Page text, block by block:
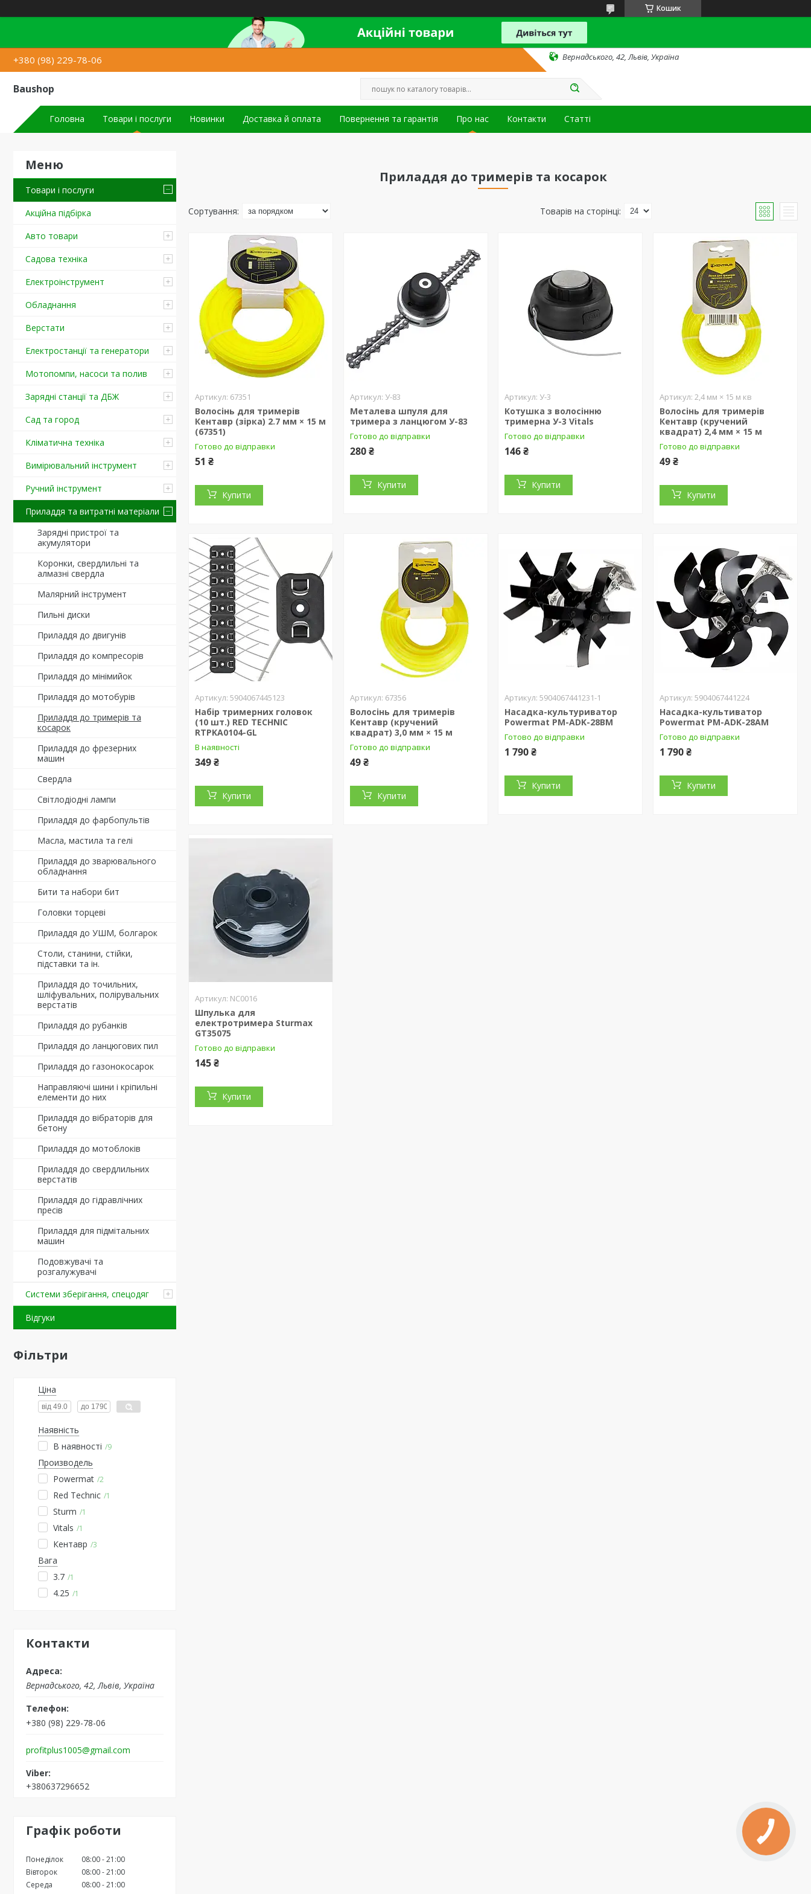
Кошик
+380 (98) 229-78-06 Вернадського, 42, Львів, Україна
Baushop
Головна Товари і послуги Новинки Доставка й оплата Повернення та гарантія Про нас Контакти Статті
Товари і послуги
Акційна підбірка
Авто товари
Садова техніка
Електроінструмент
Обладнання
Верстати
Електростанції та генератори
Мотопомпи, насоси та полив
Зарядні станції та ДБЖ
Сад та город
Кліматична техніка
Вимірювальний інструмент
Ручний інструмент
Приладдя та витратні матеріали
Зарядні пристрої та
акумулятори
Коронки, свердлильні та
алмазні свердла
Малярний інструмент
Пильні диски
Приладдя до двигунів
Приладдя до компресорів
Приладдя до мінімийок
Приладдя до мотобурів
Приладдя до тримерів та
косарок
Приладдя до фрезерних
машин
Свердла
Світлодіодні лампи
Приладдя до фарбопультів
Масла, мастила та гелі
Приладдя до зварювального
обладнання
Бити та набори бит
Головки торцеві
Приладдя до УШМ, болгарок
Столи, станини, стійки,
підставки та ін.
Приладдя до точильних,
шліфувальних, полірувальних
верстатів
Приладдя до рубанків
Приладдя до ланцюгових пил
Приладдя до газонокосарок
Направляючі шини і кріпильні
елементи до них
Приладдя до вібраторів для
бетону
Приладдя до мотоблоків
Приладдя до свердлильних
верстатів
Приладдя до гідравлічних
пресів
Приладдя для підмітальних
машин
Подовжувачі та
розгалужувачі
Системи зберігання, спецодяг
Відгуки
Фільтри
Ціна
Наявність
В наявності
9
Производель
Powermat 2
Red Technic 1
Sturm 1
Vitals 1
Кентавр 3
Вага
3.7 1
4.25 1
Контакти
Вернадського, 42, Львів, Україна
+380 (98) 229-78-06
profitplus1005@gmail.com
+380637296652
Графік роботи
Понеділок 08:00 21:00
Вівторок
08:00 21:00
Середа
08:00 21:00
Приладдя до тримерів та косарок
67351
Волосінь для тримерів
Кентавр (зірка) 2.7 мм × 15 м
(67351)
Готово до відправки
51 ₴
Купити
У-83
Металева шпуля для
тримера з ланцюгом У-83
Готово до відправки
280 ₴
Купити
У-3
Котушка з волосінню
тримерна У-3 Vitals
Готово до відправки
146 ₴
Купити
2,4 мм × 15 м кв
Волосінь для тримерів
Кентавр (кручений
квадрат) 2,4 мм × 15 м
Готово до відправки
49 ₴
Купити
5904067445123
Набір тримерних головок
(10 шт.) RED TECHNIC
RTPKA0104-GL
В наявності
349 ₴
Купити
67356
Волосінь для тримерів
Кентавр (кручений
квадрат) 3,0 мм × 15 м
Готово до відправки
49 ₴
Купити
5904067441231-1
Насадка-культуриватор
Powermat PM-ADK-28BM
Готово до відправки
1 790 ₴
Купити
5904067441224
Насадка-культиватор
Powermat PM-ADK-28AM
Готово до відправки
1 790 ₴
Купити
NC0016
Шпулька для
електротримера Sturmax
GT35075
Готово до відправки
145 ₴
Купити